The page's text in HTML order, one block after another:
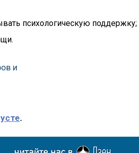
психологическую поддержку;
и
.